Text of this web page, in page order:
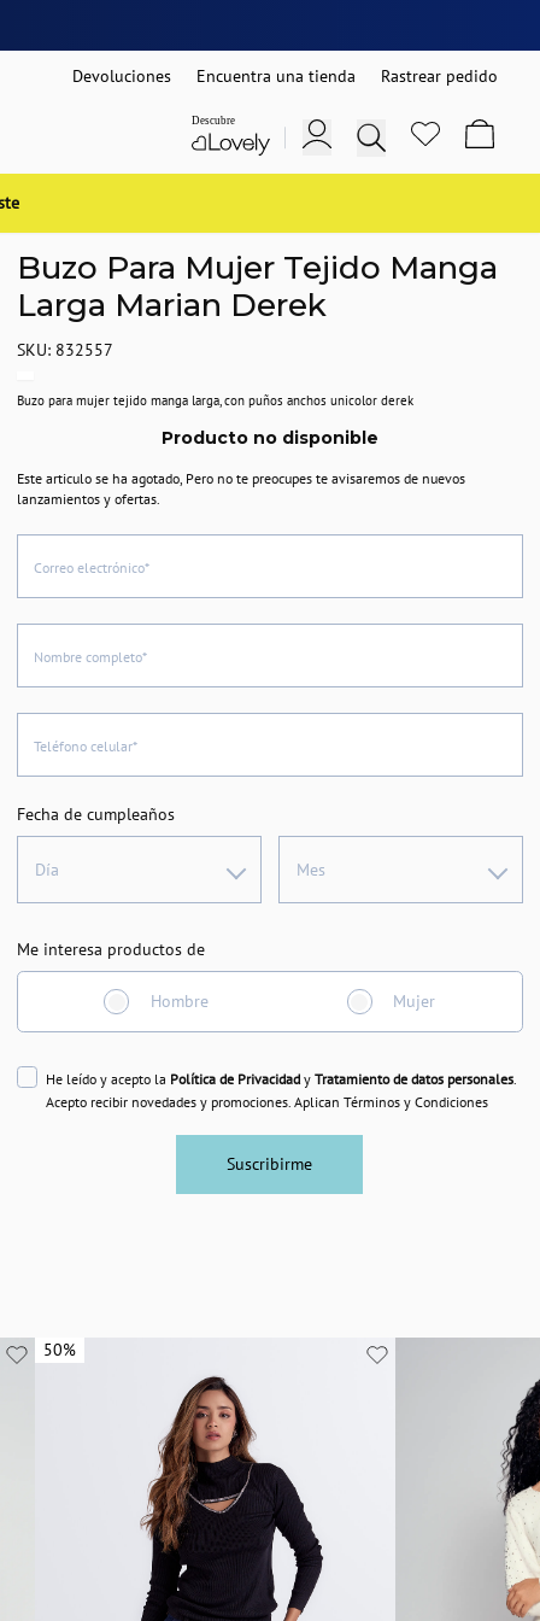
Devoluciones Encuentra una tienda Rastrear pedido
Buzo Para Mujer Tejido Manga
Larga Marian Derek
SKU: 832557
Buzo para mujer tejido manga larga, con puños anchos unicolor derek
Producto no disponible
Este articulo se ha agotado, Pero no te preocupes te avisaremos de nuevos
lanzamientos y ofertas.
Correo electrónico*
Nombre completo*
Teléfono celular*
Fecha de cumpleaños
Día Mes
Me interesa productos de
Hombre Mujer
He leído y acepto la Política de PrivacidadyTratamiento de datos personales.
Acepto recibir novedades y promociones. Aplican Términos y Condiciones
Suscribirme
50%
50%